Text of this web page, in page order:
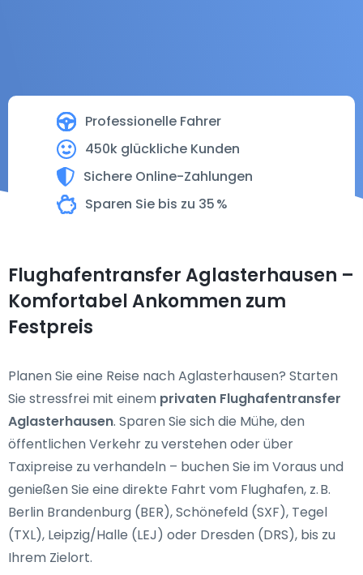
Professionelle Fahrer
450k glückliche Kunden
Sichere Online-Zahlungen
Sparen Sie bis zu 35 %
Flughafentransfer Aglasterhausen –
Komfortabel Ankommen zum
Festpreis
Planen Sie eine Reise nach Aglasterhausen? Starten
Sie stressfrei mit einem privaten Flughafentransfer
Aglasterhausen. Sparen Sie sich die Mühe, den
öffentlichen Verkehr zu verstehen oder über
Taxipreise zu verhandeln – buchen Sie im Voraus und
genießen Sie eine direkte Fahrt vom Flughafen, z. B.
Berlin Brandenburg (BER), Schönefeld (SXF), Tegel
(TXL), Leipzig/Halle (LEJ) oder Dresden (DRS), bis zu
Ihrem Zielort.